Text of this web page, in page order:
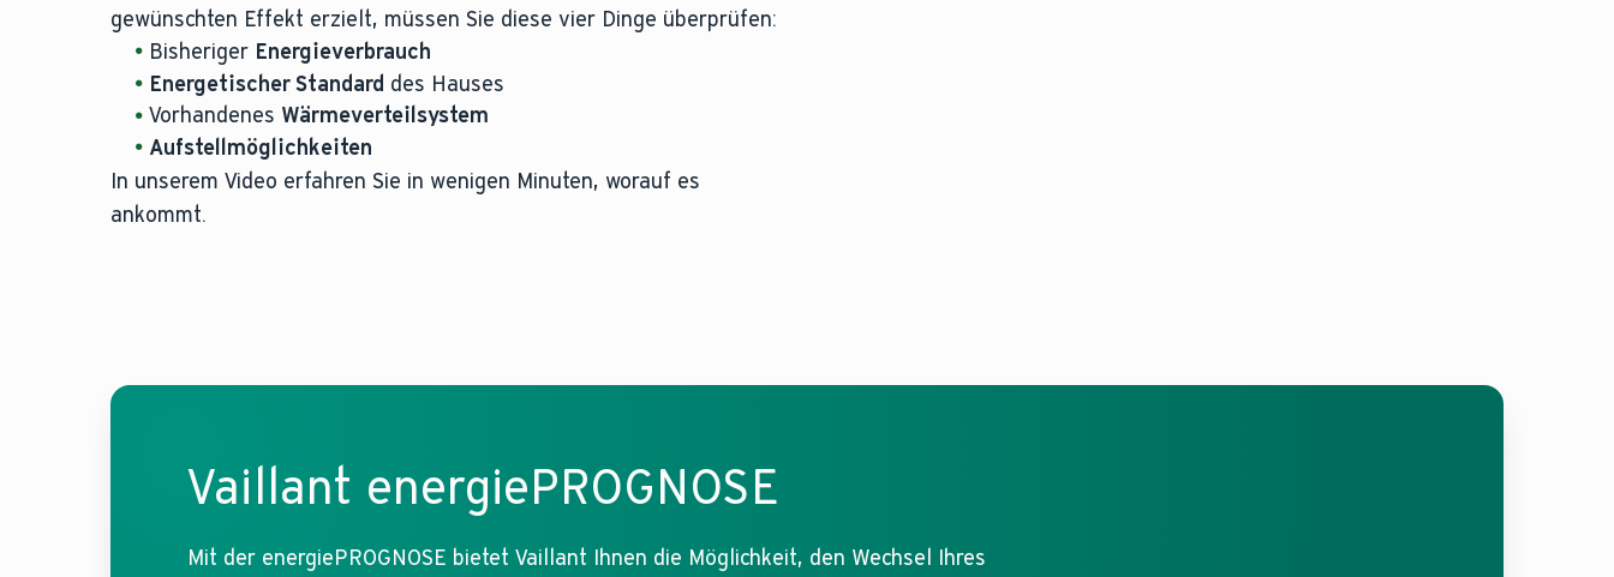
gewünschten Effekt erzielt, müssen Sie diese vier Dinge überprüfen:
Bisheriger Energieverbrauch
Energetischer Standard des Hauses
Vorhandenes Wärmeverteilsystem
Aufstellmöglichkeiten
In unserem Video erfahren Sie in wenigen Minuten, worauf es
ankommt.
Vaillant energiePROGNOSE
Mit der energiePROGNOSE bietet Vaillant Ihnen die Möglichkeit, den Wechsel Ihres